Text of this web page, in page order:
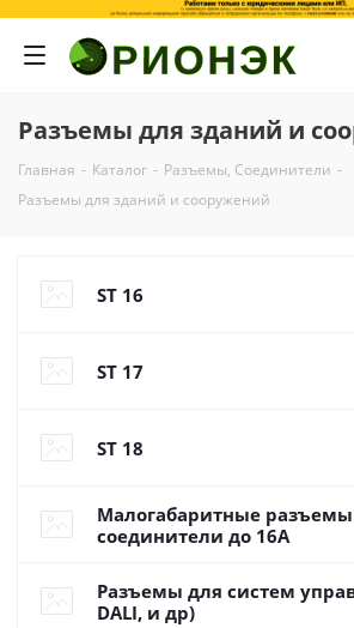
Разъемы для зданий и
Главная - Каталог - Разъемы, Соединители -
Разъемы для зданий и сооружений
ST 16
ST 17
ST 18
Малогабаритные
соединители до 16А
Разъемы для систем
DALI, и др)